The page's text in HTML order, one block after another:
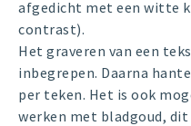
afgedicht met een witte
contrast).
Het graveren van een
inbegrepen. Daarna
per teken. Het is ook
werken met bladgoud,